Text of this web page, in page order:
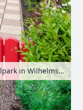
Kleingarten im Wilhelmsburger Inselpark in Wilhelmsburg, Hamburg, Deutschland